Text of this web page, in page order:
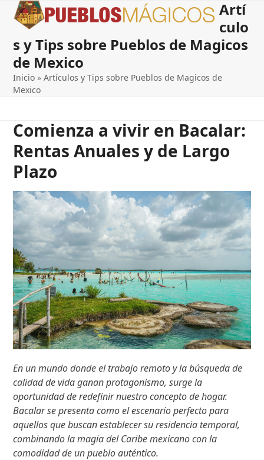
SkipOpen
mobile
menu
Close
mobile
menu
Artí
culo
s y Tips sobre Pueblos de Magicos
de Mexico
Inicio »Artículos y Tips sobre Pueblos de Magicos de
Mexico
Comienza a vivir en Bacalar:
Rentas Anuales y de Largo
Plazo
En un mundo donde el trabajo remoto y la búsqueda de
calidad de vida ganan protagonismo, surge la
oportunidad de redefinir nuestro concepto de hogar.
Bacalar se presenta como el escenario perfecto para
aquellos que buscan establecer su residencia temporal,
combinando la magia del Caribe mexicano con la
comodidad de un pueblo auténtico.